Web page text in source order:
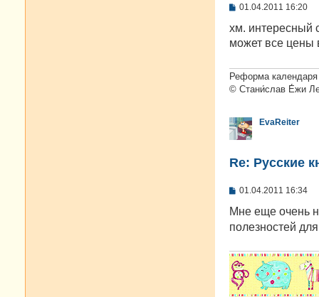
С
о
щ
и
е
01.04.2011 16:20
хм. интересный
может все
Реформа
© Стани́слав Е́жи
EvaReiter
Re: Русские
С
о
щ
н
и
е
01.04.2011 16:34
Мне еще очень
полезностей